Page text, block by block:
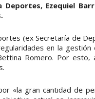
Deportes, Ezequiel
(ex Secretaría de
en la gestión
Romero. Por
«la gran cantidad de